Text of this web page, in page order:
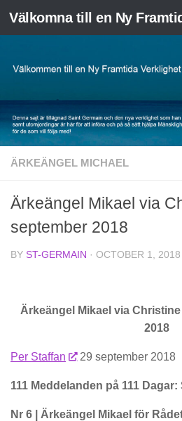
Skip to content
ÄRKEÄNGEL MICHAEL
Ärkeängel Mikael via
september 2018
BY ST-GERMAIN · OCTOBER 1, 2018
Ärkeängel Mikael via
2018
Per Staffan 29 september 2018
111 Meddelanden på 111
Nr 6 | Ärkeängel Mikael för